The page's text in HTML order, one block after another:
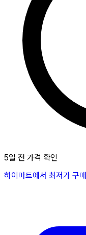
5일 전 가격 확인
하이마트에서 최저가 구매